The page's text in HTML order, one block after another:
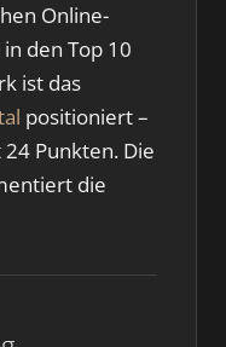
Online-
den Top 10
ist das
positioniert –
Punkten. Die
die